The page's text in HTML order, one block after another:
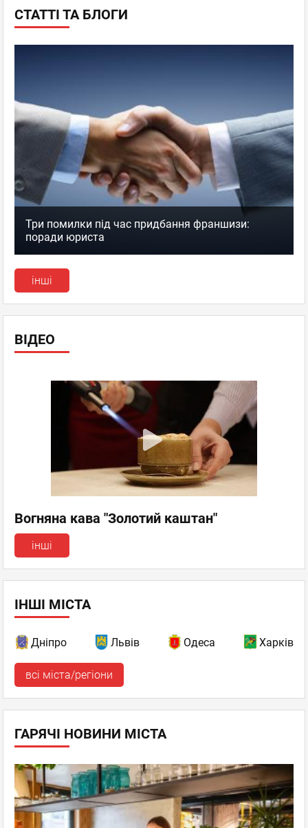
СТАТТІ ТА БЛОГИ
Три помилки під час придбання франшизи:
поради юриста
інші
ВІДЕО
Вогняна кава "Золотий каштан"
інші
ІНШІ МІСТА
Дніпро Львів Одеса Харків
всі міста/регіони
ГАРЯЧІ НОВИНИ МІСТА